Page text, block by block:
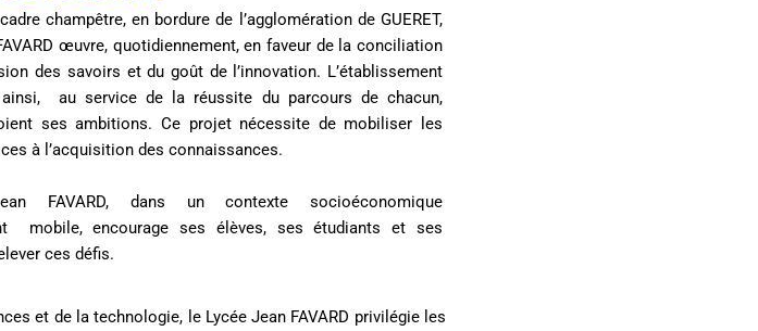
champêtre, en bordure de l’agglomération de GUERET,
œuvre, quotidiennement, en faveur de la conciliation
des savoirs et du goût de l’innovation. L’établissement
au service de la réussite du parcours de chacun,
ses ambitions. Ce projet nécessite de mobiliser les
à l’acquisition des connaissances.
FAVARD, dans un contexte socioéconomique
mobile, encourage ses élèves, ses étudiants et ses
ces défis.
et de la technologie, le Lycée Jean FAVARD privilégie les